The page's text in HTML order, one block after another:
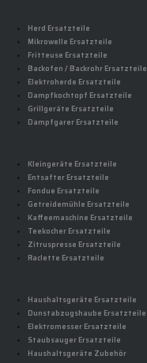
Herd Ersatzteile
Mikrowelle Ersatzteile
Fritteuse Ersatzteile
Backofen / Backrohr Ersatzteile
Elektroherde Ersatzteile
Dampfkochtopf Ersatzteile
Grillgeräte Ersatzteile
Dampfgarer Ersatzteile
Kleingeräte Ersatzteile
Entsafter Ersatzteile
Fondue Ersatzteile
Getreidemühle Ersatzteile
Kaffeemaschine Ersatzteile
Teekocher Ersatzteile
Zitruspresse Ersatzteile
Raclette Ersatzteile
Haushaltsgeräte Ersatzteile
Dunstabzugshaube Ersatzteile
Elektromesser Ersatzteile
Staubsauger Ersatzteile
Haushaltsgeräte Zubehör